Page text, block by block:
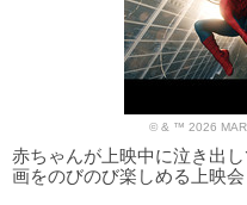
© & ™ 2026
赤ちゃんが上映中に泣き出
画をのびのび楽しめる上映